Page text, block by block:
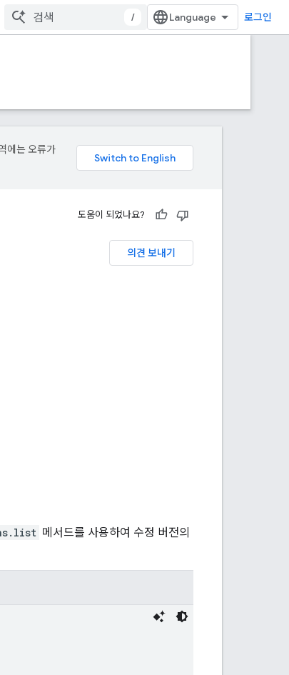
/ 로그인
에는 오류가
도움이 되었나요?
의견 보내기
메서드를 사용하여 수정 버전의